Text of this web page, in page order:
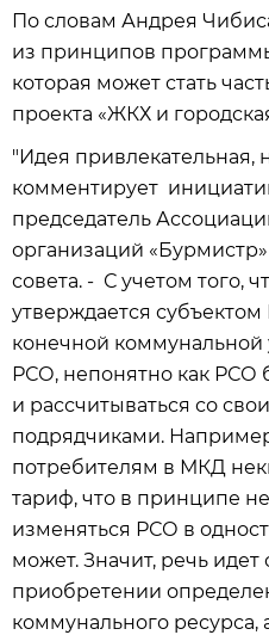
По словам Андрея
из принципов
которая может стать
проекта «ЖКХ и
"Идея привлекательная,
комментирует
председатель
организаций
совета. - С учетом того,
утверждается
конечной коммунальной
РСО, непонятно как РСО
и рассчитываться со
подрядчиками.
потребителям в МКД
тариф, что в принципе
изменяться РСО в
может. Значит, речь идет
приобретении
коммунального ресурса,